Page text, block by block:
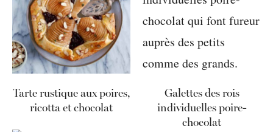
Tarte rustique aux poires,
ricotta et chocolat
Galettes des rois
individuelles poire-
chocolat